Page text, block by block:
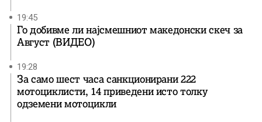
19:45
Го добивме ли најсмешниот македонски скеч за
Август (ВИДЕО)
19:28
За само шест часа санкционирани 222
мотоциклисти, 14 приведени исто толку
одземени мотоцикли